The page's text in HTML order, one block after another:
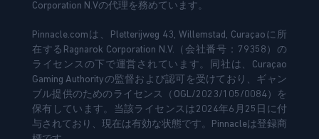
Corporation N.Vの代理を務めています。
Pinnacle.comは、Pletterijweg 43, Willemstad, Curaçaoに所
在するRagnarok Corporation N.V.（会社番号：79358）の
ライセンスの下で運営されています。同社は、Curaçao
Gaming Authorityの監督および認可を受けており、ギャン
ブル提供のためのライセンス（OGL/2023/105/0084）を
保有しています。当該ライセンスは2024年6月25日に付
与されており、現在は有効な状態です。Pinnacleは登録商